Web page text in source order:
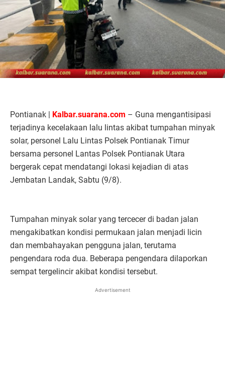
Pontianak | Kalbar.suarana.com – Guna mengantisipasi
terjadinya kecelakaan lalu lintas akibat tumpahan minyak
solar, personel Lalu Lintas Polsek Pontianak Timur
bersama personel Lantas Polsek Pontianak Utara
bergerak cepat mendatangi lokasi kejadian di atas
Jembatan Landak, Sabtu (9/8).
Tumpahan minyak solar yang tercecer di badan jalan
mengakibatkan kondisi permukaan jalan menjadi licin
dan membahayakan pengguna jalan, terutama
pengendara roda dua. Beberapa pengendara dilaporkan
sempat tergelincir akibat kondisi tersebut.
Advertisement